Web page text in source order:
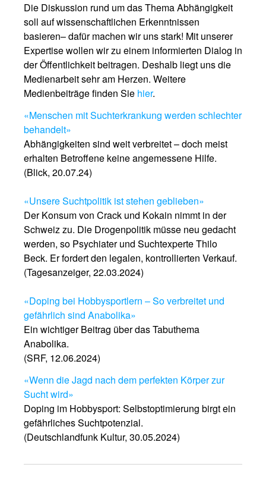
Die Diskussion rund um das Thema Abhängigkeit
soll auf wissenschaftlichen Erkenntnissen
basieren– dafür machen wir uns stark! Mit unserer
Expertise wollen wir zu einem informierten Dialog in
der Öffentlichkeit beitragen. Deshalb liegt uns die
Medienarbeit sehr am Herzen. Weitere
Medienbeiträge finden Sie hier.
«Menschen mit Suchterkrankung werden schlechter
behandelt»
Abhängigkeiten sind weit verbreitet – doch meist
erhalten Betroffene keine angemessene Hilfe.
(Blick, 20.07.24)
«Unsere Suchtpolitik ist stehen geblieben»
Der Konsum von Crack und Kokain nimmt in der
Schweiz zu. Die Drogenpolitik müsse neu gedacht
werden, so Psychiater und Suchtexperte Thilo
Beck. Er fordert den legalen, kontrollierten Verkauf.
(Tagesanzeiger, 22.03.2024)
«Doping bei Hobbysportlern – So verbreitet und
gefährlich sind Anabolika»
Ein wichtiger Beitrag über das Tabuthema
Anabolika.
(SRF, 12.06.2024)
«Wenn die Jagd nach dem perfekten Körper zur
Sucht wird»
Doping im Hobbysport: Selbstoptimierung birgt ein
gefährliches Suchtpotenzial.
(Deutschlandfunk Kultur, 30.05.2024)